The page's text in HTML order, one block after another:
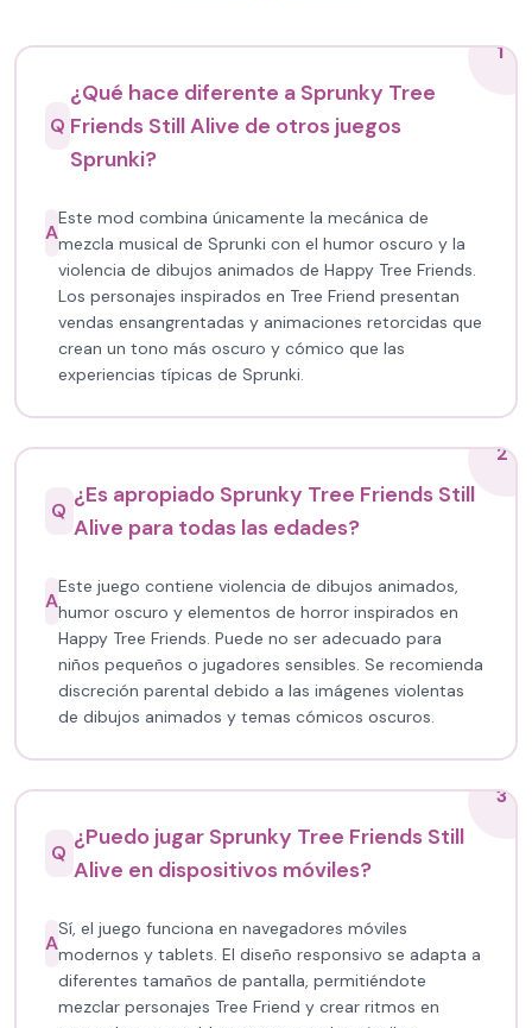
1
Q
¿Qué hace diferente a Sprunky Tree
Friends Still Alive de otros juegos
Sprunki?
A
Este mod combina únicamente la mecánica de
mezcla musical de Sprunki con el humor oscuro y la
violencia de dibujos animados de Happy Tree Friends.
Los personajes inspirados en Tree Friend presentan
vendas ensangrentadas y animaciones retorcidas que
crean un tono más oscuro y cómico que las
experiencias típicas de Sprunki.
2
Q
¿Es apropiado Sprunky Tree Friends Still
Alive para todas las edades?
A
Este juego contiene violencia de dibujos animados,
humor oscuro y elementos de horror inspirados en
Happy Tree Friends. Puede no ser adecuado para
niños pequeños o jugadores sensibles. Se recomienda
discreción parental debido a las imágenes violentas
de dibujos animados y temas cómicos oscuros.
3
Q
¿Puedo jugar Sprunky Tree Friends Still
Alive en dispositivos móviles?
A
Sí, el juego funciona en navegadores móviles
modernos y tablets. El diseño responsivo se adapta a
diferentes tamaños de pantalla, permitiéndote
mezclar personajes Tree Friend y crear ritmos en